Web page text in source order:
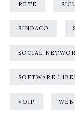
RETE
SINDACO
SOCIAL
SOFTWARE
VOIP WEB